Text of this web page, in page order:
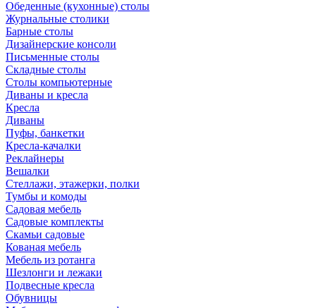
Обеденные (кухонные) столы
Журнальные столики
Барные столы
Дизайнерские консоли
Письменные столы
Складные столы
Столы компьютерные
Диваны и кресла
Кресла
Диваны
Пуфы, банкетки
Кресла-качалки
Реклайнеры
Вешалки
Стеллажи, этажерки, полки
Тумбы и комоды
Садовая мебель
Садовые комплекты
Скамьи садовые
Кованая мебель
Мебель из ротанга
Шезлонги и лежаки
Подвесные кресла
Обувницы